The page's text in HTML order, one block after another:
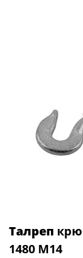
Талреп
1480 М14